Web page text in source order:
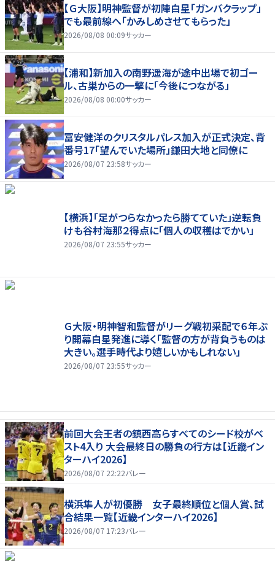
【Ｇ大阪】明神監督が初陣白星「ガンバクラップ」
でも最前線へ「かみしめさせてもらった」
2026/08/08 00:09サッカー
【浦和】新加入の南野遥海が途中出場で初ゴー
ル、古巣からの一撃に「今後につながる」
2026/08/08 00:00サッカー
冨安健洋のクリスタルパレス加入が正式決定、背
番号17「望んでいた場所」鎌田大地と同僚に
2026/08/07 23:58サッカー
【横浜】「足がつらなかったら勝てていた」逆転負
けも谷村海那２得点に「個人の収穫はでかい」
2026/08/07 23:55サッカー
Ｇ大阪・明神智和監督がリーグ戦初采配で６年ぶ
り開幕白星発進に導く「監督の方が背負うものは
大きい。選手時代より嬉しいかもしれない」
2026/08/07 23:55サッカー
前回大会王者の鎮西高らすべてのシード校がベ
スト4入り 大会最終日の勝負の行方は【近畿イン
ターハイ2026】
2026/08/07 22:22バレー
横浜隼人が初優勝 女子最終順位と個人賞、試
合結果一覧【近畿インターハイ2026】
2026/08/07 17:23バレー